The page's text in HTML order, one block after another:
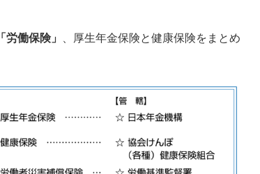
「労働保険」
、厚生年金保険と健康保険をまとめ